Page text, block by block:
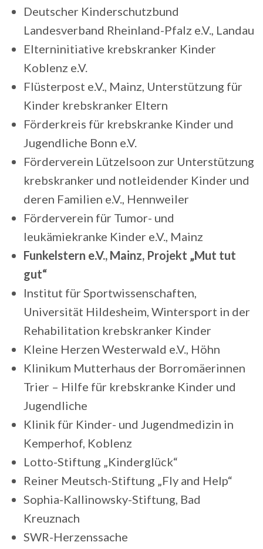
Deutscher Kinderschutzbund
Landesverband Rheinland-Pfalz e.V., Landau
Elterninitiative krebskranker Kinder
Koblenz e.V.
Flüsterpost e.V., Mainz, Unterstützung für
Kinder krebskranker Eltern
Förderkreis für krebskranke Kinder und
Jugendliche Bonn e.V.
Förderverein Lützelsoon zur Unterstützung
krebskranker und notleidender Kinder und
deren Familien e.V., Hennweiler
Förderverein für Tumor- und
leukämiekranke Kinder e.V., Mainz
Funkelstern e.V., Mainz, Projekt „Mut tut
gut“
Institut für Sportwissenschaften,
Universität Hildesheim, Wintersport in der
Rehabilitation krebskranker Kinder
Kleine Herzen Westerwald e.V., Höhn
Klinikum Mutterhaus der Borromäerinnen
Trier – Hilfe für krebskranke Kinder und
Jugendliche
Klinik für Kinder- und Jugendmedizin in
Kemperhof, Koblenz
Lotto-Stiftung „Kinderglück“
Reiner Meutsch-Stiftung „Fly and Help“
Sophia-Kallinowsky-Stiftung, Bad
Kreuznach
SWR-Herzenssache